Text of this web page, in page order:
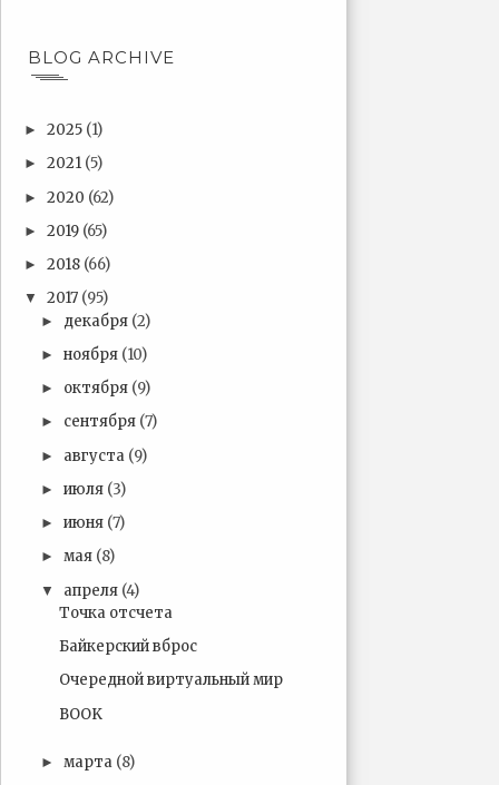
BLOG ARCHIVE
► 2025 (1)
► 2021 (5)
► 2020 (62)
► 2019 (65)
► 2018 (66)
▼ 2017 (95)
► декабря (2)
►ноября (10)
► октября (9)
► сентября (7)
► августа (9)
►июля (3)
►июня (7)
►мая (8)
▼ апреля (4)
Точка отсчета
Байкерский вброс
Очередной виртуальный мир
BOOK
►марта (8)